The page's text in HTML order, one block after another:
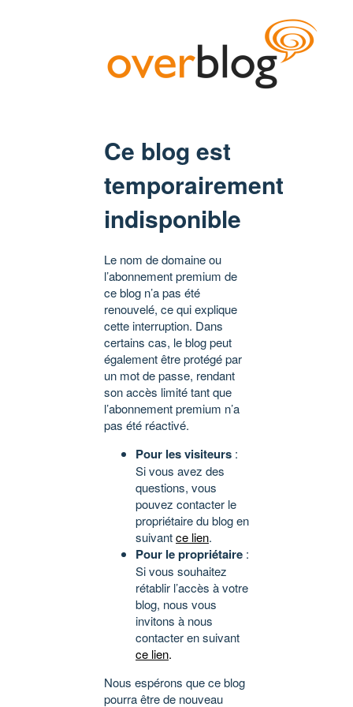
Ce blog est
temporairement
indisponible
Le nom de domaine ou
l’abonnement premium de
ce blog n’a pas été
renouvelé, ce qui explique
cette interruption. Dans
certains cas, le blog peut
également être protégé par
un mot de passe, rendant
son accès limité tant que
l’abonnement premium n’a
pas été réactivé.
Pour les visiteurs :
Si vous avez des
questions, vous
pouvez contacter le
propriétaire du blog en
suivantce lien.
Pour le propriétaire :
Si vous souhaitez
rétablir l’accès à votre
blog, nous vous
invitons à nous
contacter en suivant
ce lien.
Nous espérons que ce blog
pourra être de nouveau